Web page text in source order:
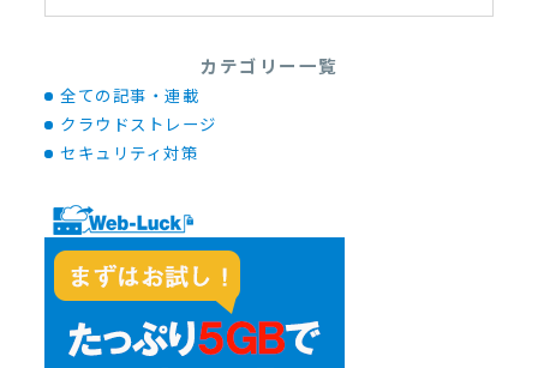
カテゴリー一覧
全ての記事・連載
クラウドストレージ
セキュリティ対策